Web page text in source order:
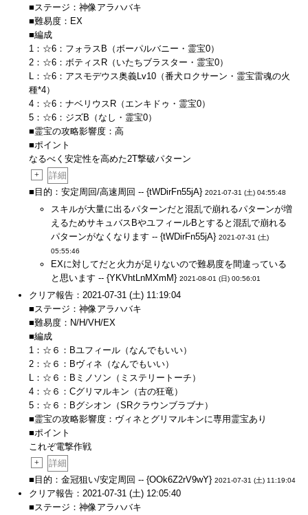
■ステージ：神像アラハバキ
■難易度：EX
■編成
1：☆6：フォラスB（ボーパルバニー・霊宝0）
2：☆6：ボティスR（いたちブラスター・霊宝0）
L：☆6：アスモデウス奥義Lv10（番犬ロクサーン・霊宝雷魂の火
種*4）
4：☆6：ナベリウスR（エンキドゥ・霊宝0）
5：☆6：ジズB（なし・霊宝0）
■霊宝の攻略影響度：高
■ポイント
なるべく安定性を高めた2T撃破パターン
+
詳細
■目的：安定周回/高速周回 -- {tWDirFn55jA} 2021-07-31 (土) 04:55:48
スキルが大量に出るパターンだと混乱で崩れるパターンが増
えるためサキュバスBやユフィールBとすると混乱で崩れる
パターンがなくなります -- {tWDirFn55jA} 2021-07-31 (土)
05:55:46
EXに対してだと火力が足りないので難易度を間違っている
と思います -- {YKVhtLnMXmM} 2021-08-01 (日) 00:56:01
クリア報告：2021-07-31 (土) 11:19:04
■ステージ：神像アラハバキ
■難易度：N/H/VH/EX
■編成
1：☆６：Bユフィール（なんでもいい）
2：☆６：Bヴィネ（なんでもいい）
L：☆６：Bミノソン（ミステリートーチ）
4：☆６：Cグリマルキン（古の狂竜）
5：☆６：Bグシオン（SRクラウンブラブナ）
■霊宝の攻略影響度：ヴィネとグリマルキンに専用霊宝あり
■ポイント
これぞ電撃作戦
+
詳細
■目的：金冠狙い/安定周回 -- {OOk6Z2rV9wY} 2021-07-31 (土) 11:19:04
クリア報告：2021-07-31 (土) 12:05:40
■ステージ：神像アラハバキ